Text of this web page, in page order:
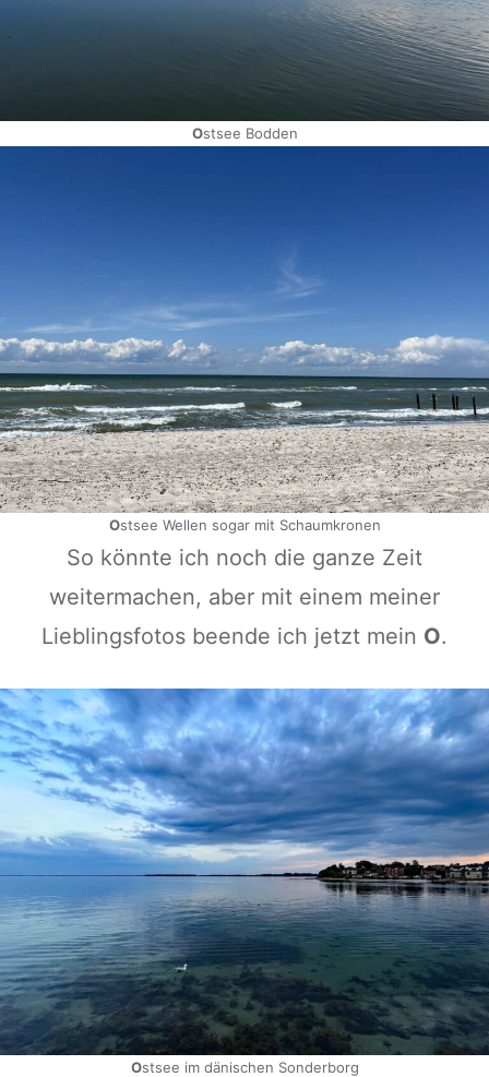
Ostsee Bodden
Ostsee Wellen sogar mit Schaumkronen
So könnte ich noch die ganze Zeit
weitermachen, aber mit einem meiner
Lieblingsfotos beende ich jetzt mein O.
Ostsee im dänischen Sonderborg